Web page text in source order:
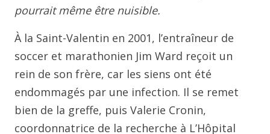
pourrait même être nuisible.
À la Saint-Valentin en 2001, l’entraîneur de
soccer et marathonien Jim Ward reçoit un
rein de son frère, car les siens ont été
endommagés par une infection. Il se remet
bien de la greffe, puis Valerie Cronin,
coordonnatrice de la recherche à L’Hôpital